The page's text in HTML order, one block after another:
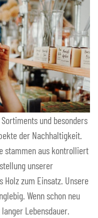
und besonders
der Nachhaltigkeit.
stammen aus kontrolliert
unserer
zum Einsatz. Unsere
Wenn schon neu
Lebensdauer.